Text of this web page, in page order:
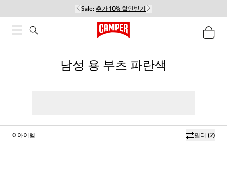
Sale: 추가 10% 할인받기
남성 용 부츠 파란색
필터 (2)
0 아이템